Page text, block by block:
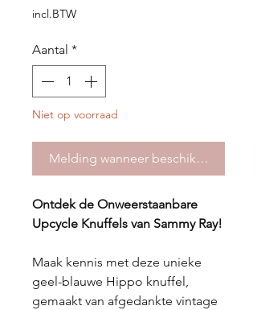
incl.BTW
Aantal *
Niet op voorraad
Melding wanneer beschikbaar
Ontdek de Onweerstaanbare
Upcycle Knuffels van Sammy Ray!
Maak kennis met deze unieke
geel-blauwe Hippo knuffel,
gemaakt van afgedankte vintage